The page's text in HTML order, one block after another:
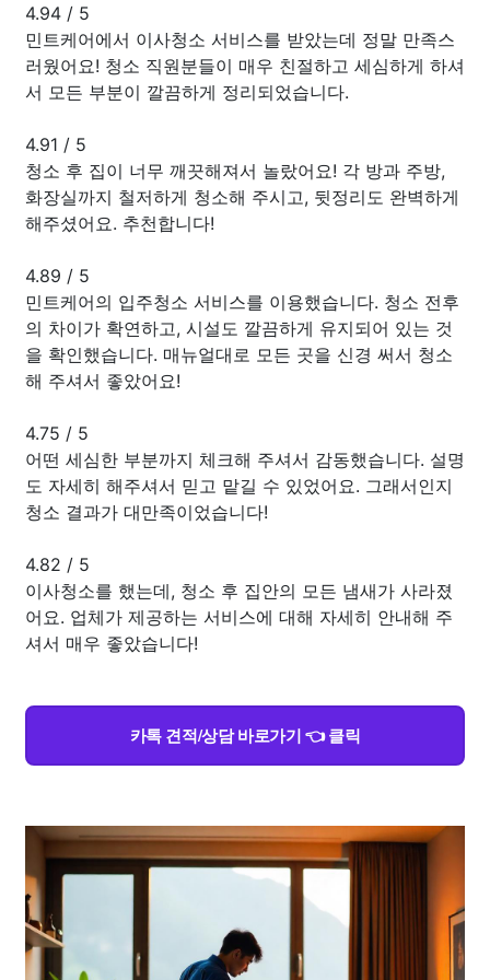
4.94 / 5
민트케어에서 이사청소 서비스를 받았는데 정말 만족스
러웠어요! 청소 직원분들이 매우 친절하고 세심하게 하셔
서 모든 부분이 깔끔하게 정리되었습니다.
4.91 / 5
청소 후 집이 너무 깨끗해져서 놀랐어요! 각 방과 주방,
화장실까지 철저하게 청소해 주시고, 뒷정리도 완벽하게
해주셨어요. 추천합니다!
4.89 / 5
민트케어의 입주청소 서비스를 이용했습니다. 청소 전후
의 차이가 확연하고, 시설도 깔끔하게 유지되어 있는 것
을 확인했습니다. 매뉴얼대로 모든 곳을 신경 써서 청소
해 주셔서 좋았어요!
4.75 / 5
어떤 세심한 부분까지 체크해 주셔서 감동했습니다. 설명
도 자세히 해주셔서 믿고 맡길 수 있었어요. 그래서인지
청소 결과가 대만족이었습니다!
4.82 / 5
이사청소를 했는데, 청소 후 집안의 모든 냄새가 사라졌
어요. 업체가 제공하는 서비스에 대해 자세히 안내해 주
셔서 매우 좋았습니다!
카톡 견적/상담 바로가기 👈 클릭